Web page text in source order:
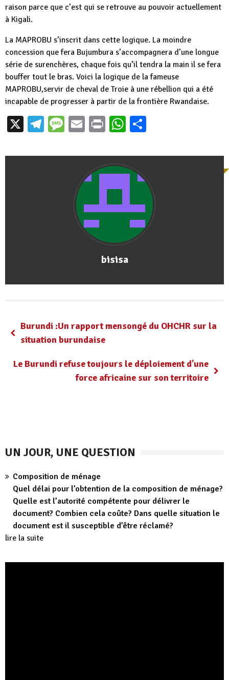
raison parce que c’est qui se retrouve au pouvoir actuellement
à Kigali.
La MAPROBU s’inscrit dans cette logique. La moindre
concession que fera Bujumbura s’accompagnera d’une longue
série de surenchères, chaque fois qu’il tendra la main il se fera
bouffer tout le bras. Voici la logique de la fameuse
MAPROBU,servir de cheval de Troie à une rébellion qui a été
incapable de progresser à partir de la frontière Rwandaise.
X Telegram
Message
EmailPrintWhatsApp
bisisa
Burundi :Un rapport mensongé du OHCHR sur la
situation burundaise
Le Burundi refuse toujours le déploiement d’une
force africaine sur son territoire
UN JOUR, UNE QUESTION
Composition de ménage
Quel délai pour l’obtention de la composition de ménage?
Quelle est l’autorité compétente pour délivrer le
document? Combien cela coûte? Dans quelle situation le
document est il susceptible d’être réclamé?
lire la suite